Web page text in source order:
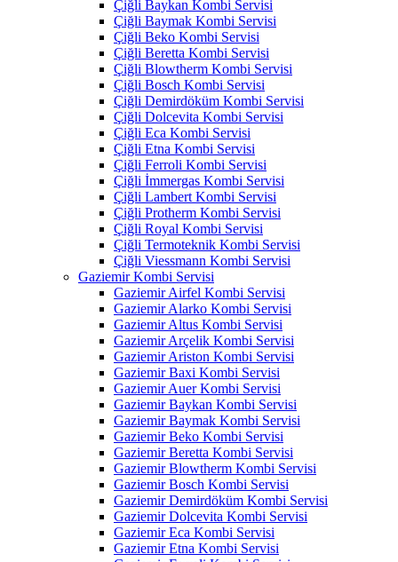
Çiğli Baykan Kombi Servisi
Çiğli Baymak Kombi Servisi
Çiğli Beko Kombi Servisi
Çiğli Beretta Kombi Servisi
Çiğli Blowtherm Kombi Servisi
Çiğli Bosch Kombi Servisi
Çiğli Demirdöküm Kombi Servisi
Çiğli Dolcevita Kombi Servisi
Çiğli Eca Kombi Servisi
Çiğli Etna Kombi Servisi
Çiğli Ferroli Kombi Servisi
Çiğli İmmergas Kombi Servisi
Çiğli Lambert Kombi Servisi
Çiğli Protherm Kombi Servisi
Çiğli Royal Kombi Servisi
Çiğli Termoteknik Kombi Servisi
Çiğli Viessmann Kombi Servisi
Gaziemir Kombi Servisi
Gaziemir Airfel Kombi Servisi
Gaziemir Alarko Kombi Servisi
Gaziemir Altus Kombi Servisi
Gaziemir Arçelik Kombi Servisi
Gaziemir Ariston Kombi Servisi
Gaziemir Baxi Kombi Servisi
Gaziemir Auer Kombi Servisi
Gaziemir Baykan Kombi Servisi
Gaziemir Baymak Kombi Servisi
Gaziemir Beko Kombi Servisi
Gaziemir Beretta Kombi Servisi
Gaziemir Blowtherm Kombi Servisi
Gaziemir Bosch Kombi Servisi
Gaziemir Demirdöküm Kombi Servisi
Gaziemir Dolcevita Kombi Servisi
Gaziemir Eca Kombi Servisi
Gaziemir Etna Kombi Servisi